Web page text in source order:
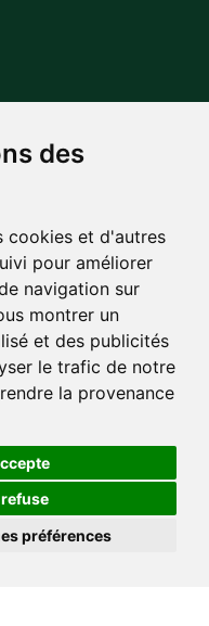
des
cookies et d'autres
pour améliorer
navigation sur
montrer un
et des publicités
le trafic de notre
la provenance
préférences
sécurisé
nous sur
maquillage, toutes vos